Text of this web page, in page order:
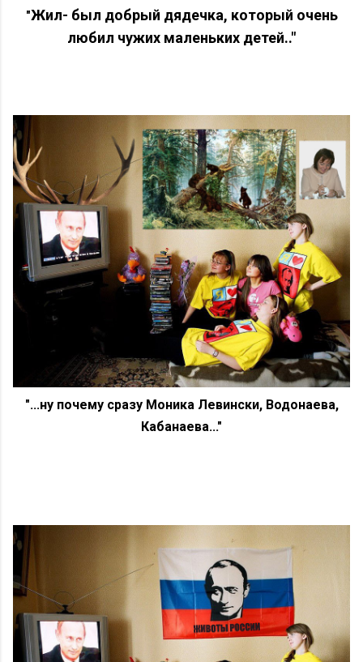
"Жил- был добрый дядечка, который очень
любил чужих маленьких детей.."
"...ну почему сразу Моника Левински, Водонаева,
Кабанаева..."